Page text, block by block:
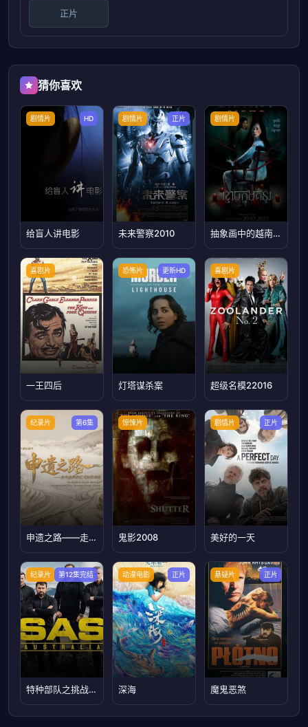
正片
猜你喜欢
剧情片 HD
给盲人讲电影
剧情片 正片
未来警察2010
剧情片
抽象画中的越南少女22022
喜剧片
一王四后
恐怖片 更新HD
灯塔谋杀案
喜剧片
超级名模22016
纪录片 第6集
申遗之路——走向世界的红河哈尼梯田
惊悚片
鬼影2008
剧情片 正片
美好的一天
纪录片 第12集完结
特种部队之挑战极限第一季
动漫电影 正片
深海
悬疑片 正片
魔鬼恶煞